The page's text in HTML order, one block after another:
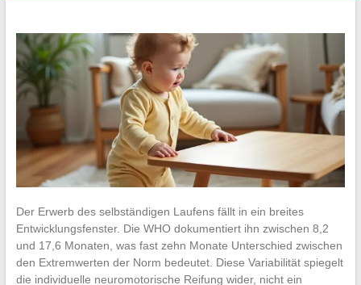
Der Erwerb des selbständigen Laufens fällt in ein breites
Entwicklungsfenster. Die WHO dokumentiert ihn zwischen 8,2
und 17,6 Monaten, was fast zehn Monate Unterschied zwischen
den Extremwerten der Norm bedeutet. Diese Variabilität spiegelt
die individuelle neuromotorische Reifung wider, nicht ein